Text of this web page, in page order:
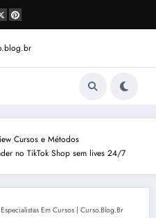
Cursos e Métodos
no TikTok Shop sem lives 24/7
Especialistas Em Cursos | Curso.blog.br